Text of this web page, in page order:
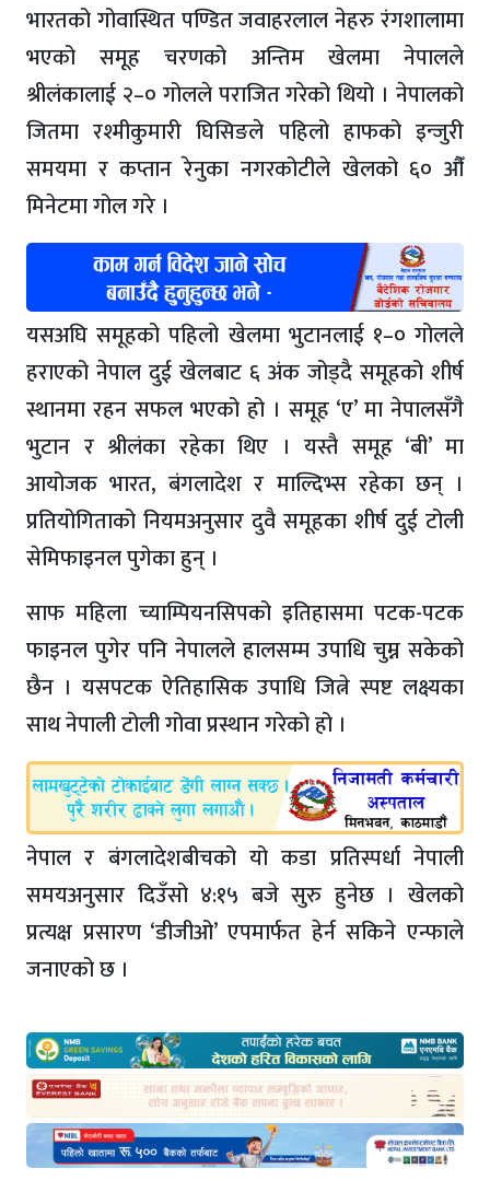
भारतको गोवास्थित पण्डित जवाहरलाल नेहरु रंगशालामा
भएको समूह चरणको अन्तिम खेलमा नेपालले
श्रीलंकालाई २–० गोलले पराजित गरेको थियो । नेपालको
जितमा रश्मीकुमारी घिसिङले पहिलो हाफको इन्जुरी
समयमा र कप्तान रेनुका नगरकोटीले खेलको ६० औँ
मिनेटमा गोल गरे ।
यसअघि समूहको पहिलो खेलमा भुटानलाई १–० गोलले
हराएको नेपाल दुई खेलबाट ६ अंक जोड्दै समूहको शीर्ष
स्थानमा रहन सफल भएको हो । समूह ‘ए’ मा नेपालसँगै
भुटान र श्रीलंका रहेका थिए । यस्तै समूह ‘बी’ मा
आयोजक भारत, बंगलादेश र माल्दिभ्स रहेका छन् ।
प्रतियोगिताको नियमअनुसार दुवै समूहका शीर्ष दुई टोली
सेमिफाइनल पुगेका हुन् ।
साफ महिला च्याम्पियनसिपको इतिहासमा पटक-पटक
फाइनल पुगेर पनि नेपालले हालसम्म उपाधि चुम्न सकेको
छैन । यसपटक ऐतिहासिक उपाधि जित्ने स्पष्ट लक्ष्यका
साथ नेपाली टोली गोवा प्रस्थान गरेको हो ।
नेपाल र बंगलादेशबीचको यो कडा प्रतिस्पर्धा नेपाली
समयअनुसार दिउँसो ४:१५ बजे सुरु हुनेछ । खेलको
प्रत्यक्ष प्रसारण ‘डीजीओ’ एपमार्फत हेर्न सकिने एन्फाले
जनाएको छ ।